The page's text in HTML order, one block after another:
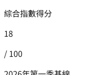
綜合指數得分
18
/ 100